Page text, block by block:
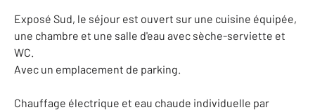
Exposé Sud, le séjour est ouvert sur une cuisine équipée,
une chambre et une salle d'eau avec sèche-serviette et
WC.
Avec un emplacement de parking.
Chauffage électrique et eau chaude individuelle par